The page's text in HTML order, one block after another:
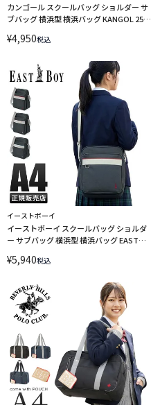
カンゴール スクールバッグ ショルダー サ
ブバッグ 横浜型 横浜バッグ KANGOL 250-
¥4,950税込
イーストボーイ
イーストボーイ スクールバッグ ショルダ
ー サブバッグ 横浜型 横浜バッグ EAST
¥5,940税込